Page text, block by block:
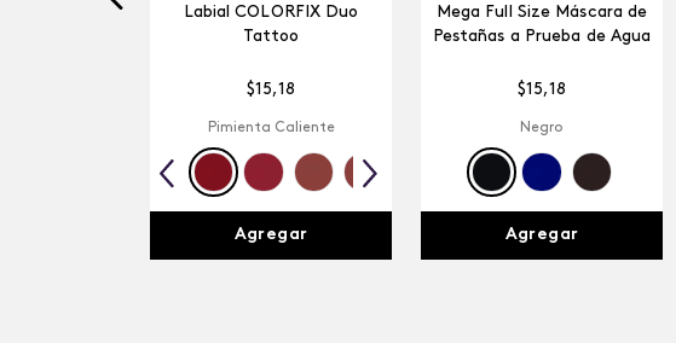
Labial COLORFIX Duo
Tattoo
$15,18
Pimienta Caliente
Agregar
Mega Full Size Máscara de
Pestañas a Prueba de Agua
$15,18
Negro
Agregar